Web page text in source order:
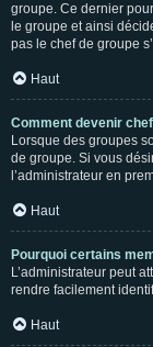
groupe. Ce dernier
le groupe et ainsi
pas le chef de groupe
Haut
Comment devenir
Lorsque des groupes
de groupe. Si vous
l’administrateur en
Haut
Pourquoi certains
L’administrateur peut
rendre facilement
Haut